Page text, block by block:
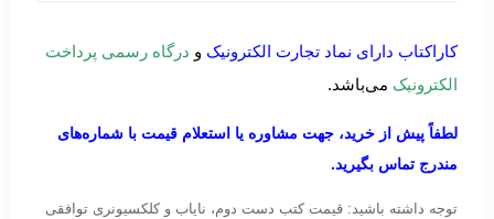
کاراکتاب دارای نماد تجارت الکترونیک و درگاه رسمی پرداخت
الکترونیک می‌باشد.
لطفاً پیش از خرید، جهت مشاوره یا استعلام قیمت با شماره‌های
مندرج تماس بگیرید.
توجه داشته باشید: قیمت کتب دست دوم، نایاب و کلکسیونری توافقی